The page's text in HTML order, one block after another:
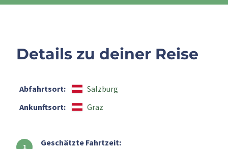
Details zu deiner Reise
Abfahrtsort:
Salzburg
Ankunftsort:
Graz
Geschätzte Fahrtzeit: